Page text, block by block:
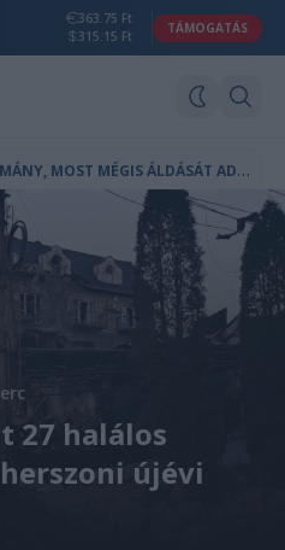
363.75 Ft
315.15 Ft
TÁMOGATÁS
A
GGÓDOTT A BRIT KORMÁNY, MOST MÉGIS ÁLDÁSÁT ADTA A WARNER-ÜZLETRE
27 halálos
újévi